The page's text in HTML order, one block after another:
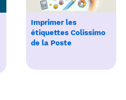
Imprimer les
étiquettes Colissimo
de la Poste